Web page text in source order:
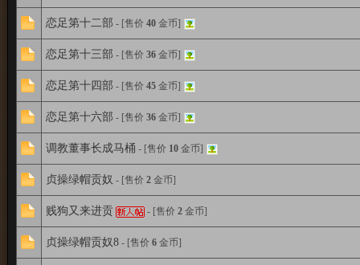
fi
n
d
o
恋足第十二部 - [售价 40 金币]
恋足第十三部 - [售价 36 金币]
恋足第十四部 - [售价 45 金币]
恋足第十六部 - [售价 36 金币]
调教董事长成马桶 - [售价 10 金币]
贞操绿帽贡奴 - [售价 2 金币]
贱狗又来进贡 - [售价 2 金币]
贞操绿帽贡奴8 - [售价 6 金币]